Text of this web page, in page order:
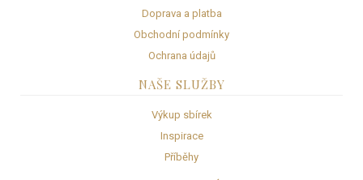
Doprava a platba
Obchodní podmínky
Ochrana údajů
NAŠE SLUŽBY
Výkup sbírek
Inspirace
Příběhy